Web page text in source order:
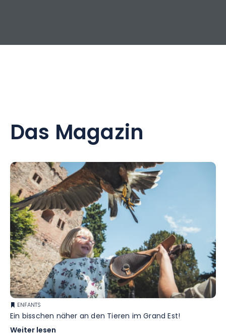
Das Magazin
ENFANTS
Ein bisschen näher an den Tieren im Grand Est!
Weiter lesen